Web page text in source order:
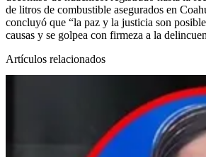
de litros de combustible asegurados en
concluyó que “la paz y la justicia son
causas y se golpea con firmeza a la
Artículos relacionados